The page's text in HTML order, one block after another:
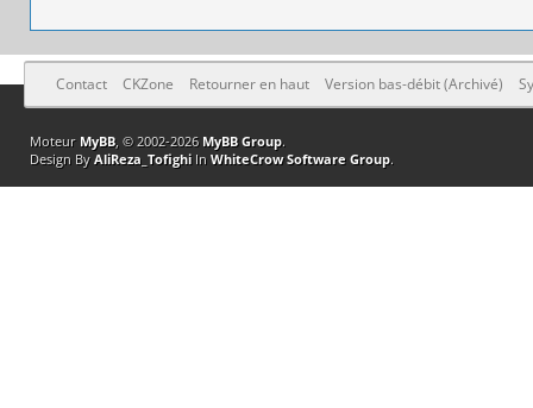
Contact CKZone Retourner en haut Version bas-débit (Archivé)
Moteur MyBB, © 2002-2026 MyBB Group.
Design By AliReza_TofighiIn WhiteCrow Software Group.